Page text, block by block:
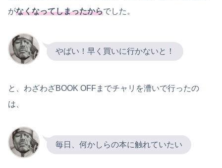
がなくなってしまったからでした。
やばい！早く買いに行かないと！
と、わざわざBOOK OFFまでチャリを漕いで行ったの
は、
毎日、何かしらの本に触れていたい